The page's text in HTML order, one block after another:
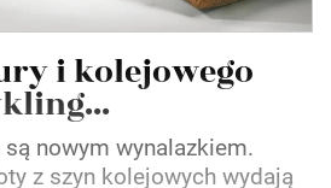
i kolejowego
nowym wynalazkiem.
z szyn kolejowych wydają